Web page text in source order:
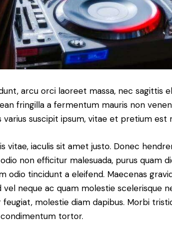
arcu orci laoreet massa, nec sagittis
fringilla a fermentum mauris non
suscipit ipsum, vitae et pretium est
iaculis sit amet justo. Donec
non efficitur malesuada, purus quam
odio tincidunt a eleifend. Maecenas
neque ac quam molestie scelerisque
molestie diam dapibus. Morbi
tortor.